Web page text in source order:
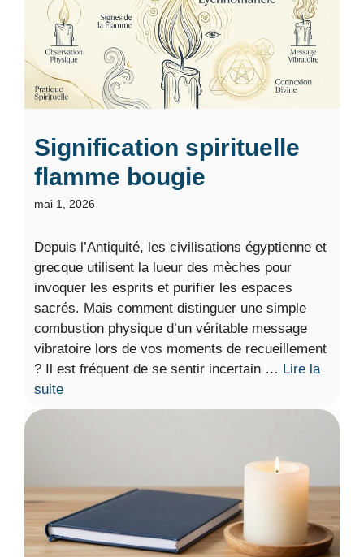
Signification spirituelle
flamme bougie
mai 1, 2026
Depuis l’Antiquité, les civilisations égyptienne et
grecque utilisent la lueur des mèches pour
invoquer les esprits et purifier les espaces
sacrés. Mais comment distinguer une simple
combustion physique d’un véritable message
vibratoire lors de vos moments de recueillement
? Il est fréquent de se sentir incertain … Lire la
suite